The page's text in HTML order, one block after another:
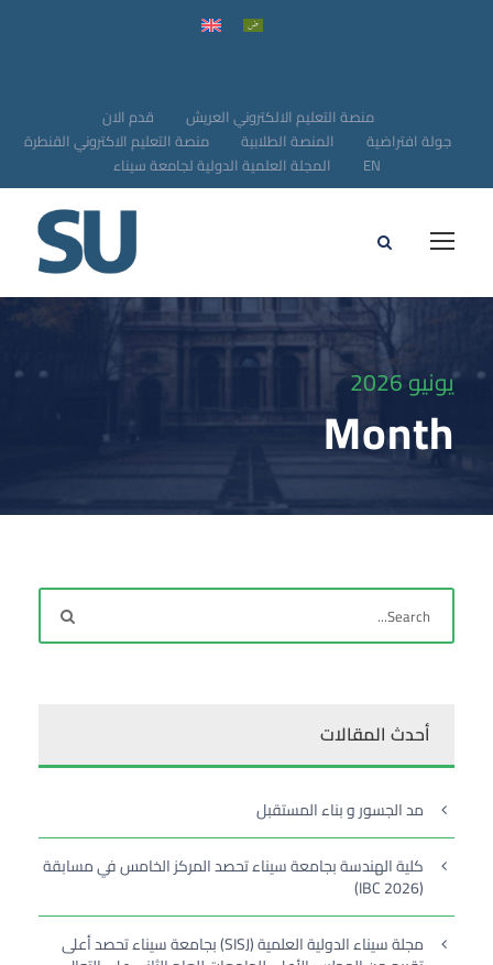
قدم الان
منصة التعليم الالكتروني العريش
منصة التعليم الاكتروني القنطرة
المنصة الطلابية
جولة افتراضية
المجلة العلمية الدولية لجامعة سيناء
EN
يونيو 2026
Month
أحدث المقالات
مد الجسور و بناء المستقبل
كلية الهندسة بجامعة سيناء تحصد المركز الخامس في مسابقة
(IBC 2026)
مجلة سيناء الدولية العلمية (SISJ) بجامعة سيناء تحصد أعلى